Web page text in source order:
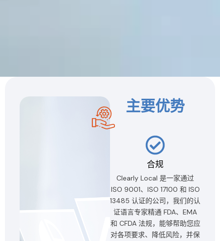
主要优势
合规
Clearly Local 是一家通过
ISO 9001、ISO 17100 和 ISO
13485 认证的公司，我们的认
证语言专家精通 FDA、EMA
和 CFDA 法规，能够帮助您应
对各项要求、降低风险，并保